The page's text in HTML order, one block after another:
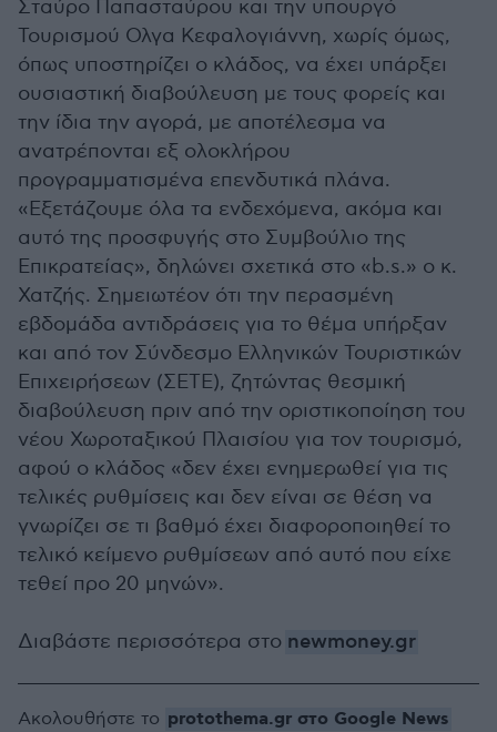
Σταύρο Παπασταύρου και την υπουργό
Τουρισμού Ολγα Κεφαλογιάννη, χωρίς όμως,
όπως υποστηρίζει ο κλάδος, να έχει υπάρξει
ουσιαστική διαβούλευση με τους φορείς και
την ίδια την αγορά, με αποτέλεσμα να
ανατρέπονται εξ ολοκλήρου
προγραμματισμένα επενδυτικά πλάνα.
«Εξετάζουμε όλα τα ενδεχόμενα, ακόμα και
αυτό της προσφυγής στο Συμβούλιο της
Επικρατείας», δηλώνει σχετικά στο «b.s.» ο κ.
Χατζής. Σημειωτέον ότι την περασμένη
εβδομάδα αντιδράσεις για το θέμα υπήρξαν
και από τον Σύνδεσμο Ελληνικών Τουριστικών
Επιχειρήσεων (ΣΕΤΕ), ζητώντας θεσμική
διαβούλευση πριν από την οριστικοποίηση του
νέου Χωροταξικού Πλαισίου για τον τουρισμό,
αφού ο κλάδος «δεν έχει ενημερωθεί για τις
τελικές ρυθμίσεις και δεν είναι σε θέση να
γνωρίζει σε τι βαθμό έχει διαφοροποιηθεί το
τελικό κείμενο ρυθμίσεων από αυτό που είχε
τεθεί προ 20 μηνών».
Διαβάστε περισσότερα στο newmoney.gr
Ακολουθήστε το protothema.gr στο Google News